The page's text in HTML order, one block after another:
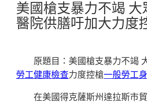
美國槍支暴力不竭 大
醫院供膳吁加大力度
原題目：美國槍支暴力不竭
勞工健康檢查力度控槍一般勞工
在美國得克薩斯州達拉斯市